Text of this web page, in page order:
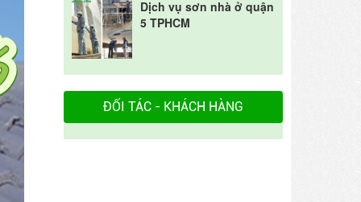
Dịch vụ sơn nhà ở quận
5 TPHCM
ĐỐI TÁC - KHÁCH HÀNG